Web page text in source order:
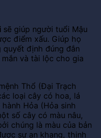
sẽ giúp người tuổi Mậu
điểm xấu. Giúp họ
định đúng đắn
và tài lộc cho gia
Thổ (Đại Trạch
loại cây có hoa, lá
Hỏa (Hỏa sinh
số cây có màu nâu,
chúng là màu của bản
sự an khang, thịnh